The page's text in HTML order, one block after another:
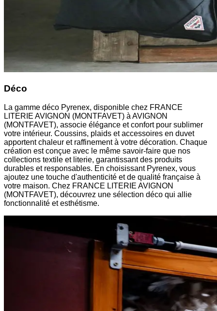
Déco
La gamme déco Pyrenex, disponible chez FRANCE
LITERIE AVIGNON (MONTFAVET) à AVIGNON
(MONTFAVET), associe élégance et confort pour sublimer
votre intérieur. Coussins, plaids et accessoires en duvet
apportent chaleur et raffinement à votre décoration. Chaque
création est conçue avec le même savoir-faire que nos
collections textile et literie, garantissant des produits
durables et responsables. En choisissant Pyrenex, vous
ajoutez une touche d'authenticité et de qualité française à
votre maison. Chez FRANCE LITERIE AVIGNON
(MONTFAVET), découvrez une sélection déco qui allie
fonctionnalité et esthétisme.